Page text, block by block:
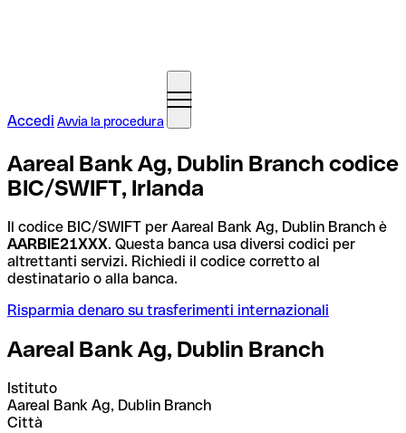
Accedi Avvia la procedura
Aareal Bank Ag, Dublin Branch codice
BIC/SWIFT, Irlanda
Il codice BIC/SWIFT per Aareal Bank Ag, Dublin Branch è
AARBIE21XXX. Questa banca usa diversi codici per
altrettanti servizi. Richiedi il codice corretto al
destinatario o alla banca.
Risparmia denaro su trasferimenti internazionali
Aareal Bank Ag, Dublin Branch
Istituto
Aareal Bank Ag, Dublin Branch
Città